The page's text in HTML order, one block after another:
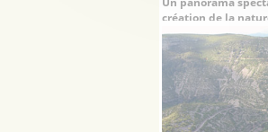
création de la